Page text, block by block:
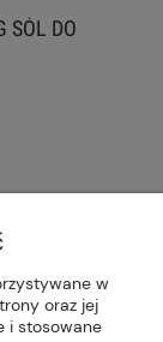
SÓL DO
22-300
market.pl
w
oraz jej
i stosowane